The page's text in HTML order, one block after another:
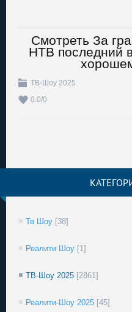
Смотреть За
НТВ последний
ТВ-Шоу 2025
0.0/0
Тв Шоу [38]
Реалити Шоу [1]
ТВ-Шоу 2025 [2861]
Реалити-Шоу 2025 [45]